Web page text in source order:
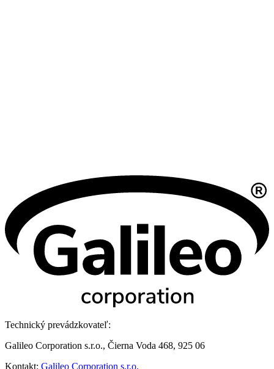
Technický prevádzkovateľ:
Galileo Corporation s.r.o., Čierna Voda 468, 925 06
Kontakt: Galileo Corporation s.r.o.